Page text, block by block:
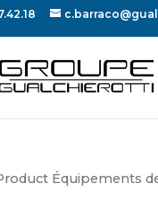
Équipements